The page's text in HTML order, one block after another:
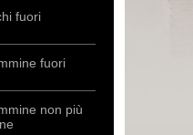
fuori
fuori
non più